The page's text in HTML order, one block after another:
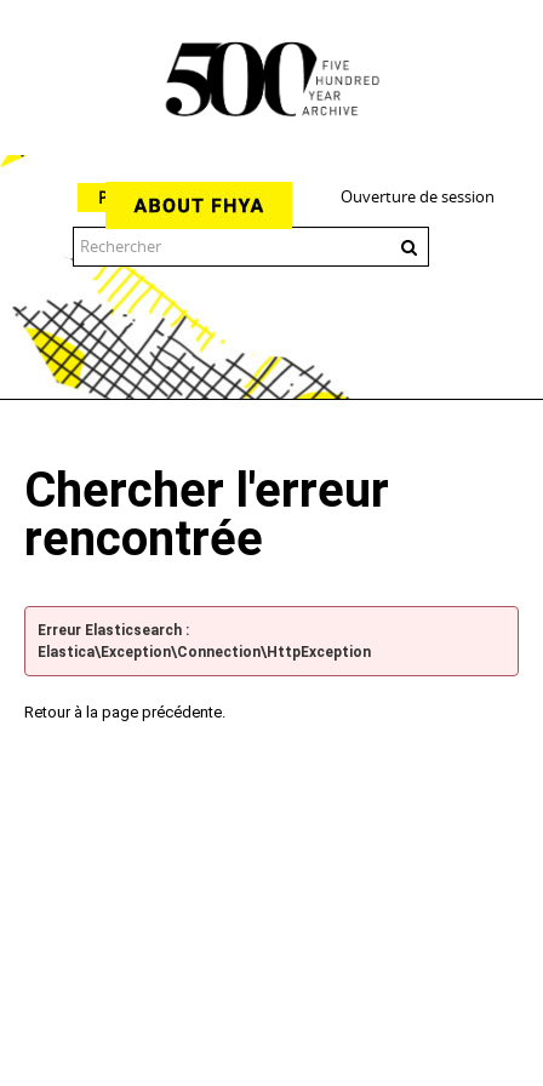
Ouverture de session
Parcourir
Chercher l'erreur
rencontrée
Erreur Elasticsearch :
Elastica\Exception\Connection\HttpException
Retour à la page précédente.